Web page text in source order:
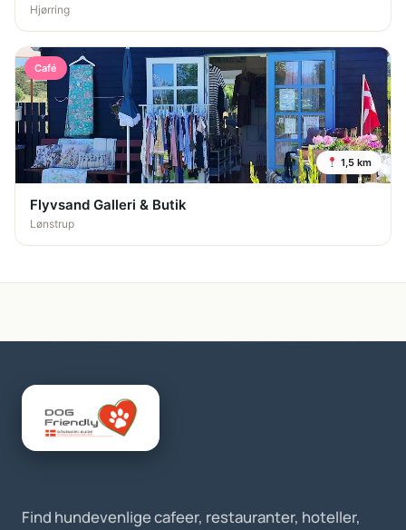
Hjørring
Café
1,5 km
Flyvsand Galleri & Butik
Lønstrup
Find hundevenlige cafeer, restauranter, hoteller,